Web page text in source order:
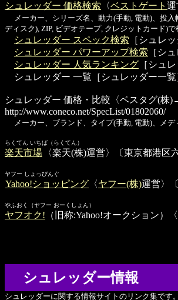
シュレッダー 価格検索 〈ベストゲート 運
メーカー、シリーズ名、動力(手動, 電動)、投
ディスク), ZIP, ビデオテープ, クレジットカード)
シュレッダー スペック検索 ［シュレ
シュレッダー パワーアップ検索 ［シ
シュレッダー 人気ランキング ［シュ
シュレッダー 一覧 ［シュレッダー一覧
シュレッダー 価格・比較 〈ベスタグ(株
http://www.coneco.net/SpecList/01802060/
メーカー、ブランド、タイプ(手動, 電動)、メ
らくてん いちば（らくてん）
楽天市場 〈楽天(株)運営〉〔東京都港区
ヤフー しょっぴんぐ
Yahoo!ショッピング 〈ヤフー(株)運営〉
やふおく（ヤフー おーくしょん）
ヤフオク! （旧称:Yahoo!オークション）〈
シュレッダー情報
シュレッダーに関する情報サイトのリンク集です。